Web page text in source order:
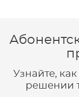
Узнайте,
решении